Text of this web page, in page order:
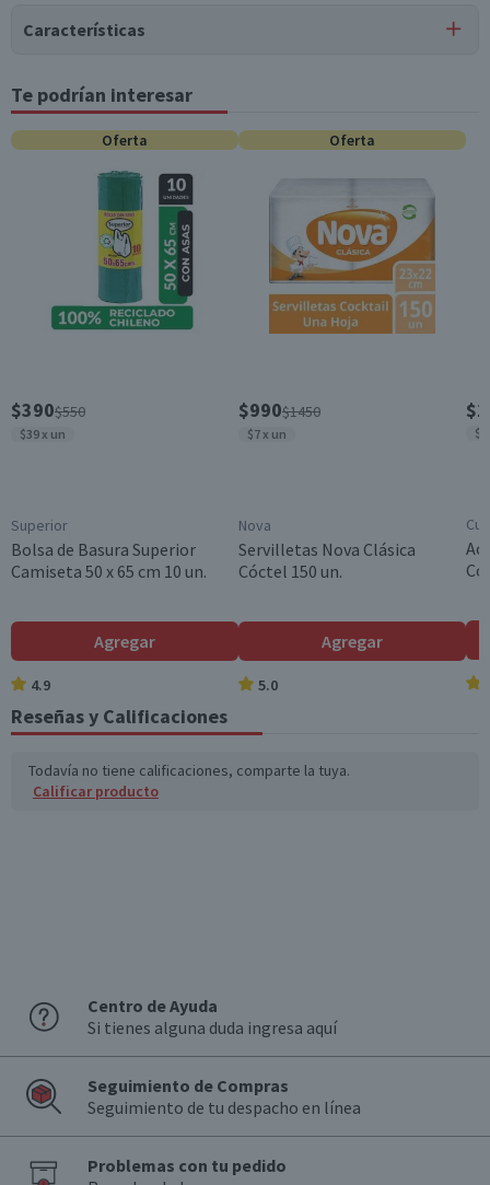
Características
Tipo de Producto
Limpiador de Inodoro
Material
Botella Plástica
Dimensiones
6.3 x 17.5 x 3.7 cm
Contenido
Formato
Gel
Garantía Mínima Legal
Válida hasta su fecha de caducidad
Te podrían interesar
Oferta
$390$550
$39 x un
Superior
Bolsa de Basura Superior
Camiseta 50 x 65 cm 10 un.
Agregar
4.9
Oferta
$990$1450
$7 x un
Nova
Servilletas Nova Clásica
Cóctel 150 un.
Agregar
5.0
Reseñas y Calificaciones
Todavía no tiene calificaciones, comparte la tuya.
Calificar producto
Centro de Ayuda
Si tienes alguna duda ingresa aquí
Seguimiento de Compras
Seguimiento de tu despacho en línea
Problemas con tu pedido